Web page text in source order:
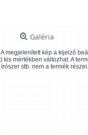
Galéria
megjelenített kép a kijelző
kis mértékben változhat. A
stb. nem a termék részei.